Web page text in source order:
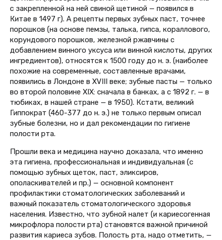
с закрепленной на ней свиной щетиной — появился в
Китае в 1497 г). А рецепты первых зубных паст, точнее
порошков (на основе пемзы, талька, гипса, кораллового,
корундового порошков, железной ржавчины с
добавлением винного уксуса или винной кислоты, других
ингредиентов), относятся к 1500 году до н. э. (наиболее
похожие на современные, составленные врачами,
появились в Лондоне в XVIII веке; зубные пасты — только
во второй половине XIX: сначала в банках, а с 1892 г. — в
тюбиках, в нашей стране — в 1950). Кстати, великий
Гиппократ (460-377 до н. э.) не только первым описал
зубные болезни, но и дал рекомендации по гигиене
полости рта.
Прошли века и медицина научно доказала, что именно
эта гигиена, профессиональная и индивидуальная (с
помощью зубных щеток, паст, эликсиров,
ополаскивателей и пр.) — основной компонент
профилактики стоматологических заболеваний и
важный показатель стоматологического здоровья
населения. Известно, что зубной налет (и кариесогенная
микрофлора полости рта) становятся важной причиной
развития кариеса зубов. Полость рта, надо отметить, —